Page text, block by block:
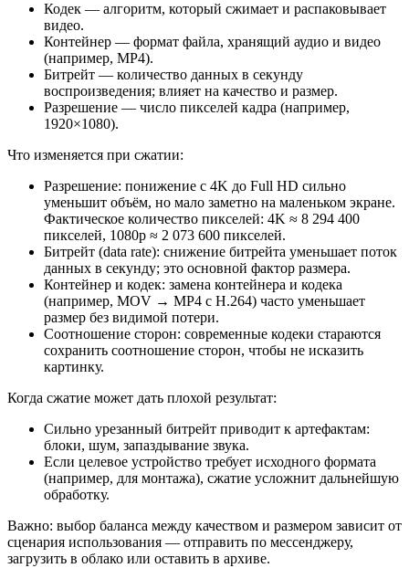
Кодек — алгоритм, который сжимает и распаковывает
видео.
Контейнер — формат файла, хранящий аудио и видео
(например, MP4).
Битрейт — количество данных в секунду
воспроизведения; влияет на качество и размер.
Разрешение — число пикселей кадра (например,
1920×1080).
Что изменяется при сжатии:
Разрешение: понижение с 4K до Full HD сильно
уменьшит объём, но мало заметно на маленьком экране.
Фактическое количество пикселей: 4K ≈ 8 294 400
пикселей, 1080p ≈ 2 073 600 пикселей.
Битрейт (data rate): снижение битрейта уменьшает поток
данных в секунду; это основной фактор размера.
Контейнер и кодек: замена контейнера и кодека
(например, MOV → MP4 с H.264) часто уменьшает
размер без видимой потери.
Соотношение сторон: современные кодеки стараются
сохранить соотношение сторон, чтобы не исказить
картинку.
Когда сжатие может дать плохой результат:
Сильно урезанный битрейт приводит к артефактам:
блоки, шум, запаздывание звука.
Если целевое устройство требует исходного формата
(например, для монтажа), сжатие усложнит дальнейшую
обработку.
Важно: выбор баланса между качеством и размером зависит от
сценария использования — отправить по мессенджеру,
загрузить в облако или оставить в архиве.